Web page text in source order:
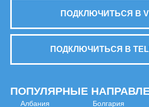
ПОДКЛЮЧИТЬСЯ В
ПОДКЛЮЧИТЬСЯ В
ПОПУЛЯРНЫЕ
Албания Болгария